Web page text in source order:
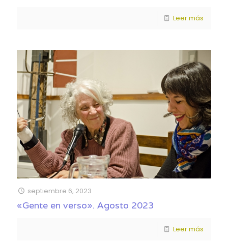
Leer más
septiembre 6, 2023
«Gente en verso». Agosto 2023
Leer más